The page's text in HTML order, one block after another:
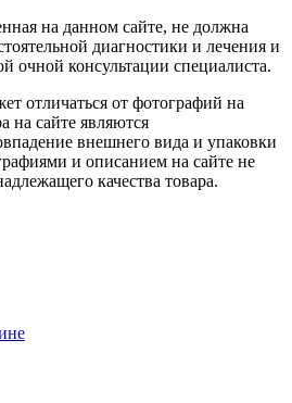
на данном сайте, не должна
диагностики и лечения и
очной консультации специалиста.
отличаться от фотографий на
на сайте являются
внешнего вида и упаковки
и описанием на сайте не
качества товара.